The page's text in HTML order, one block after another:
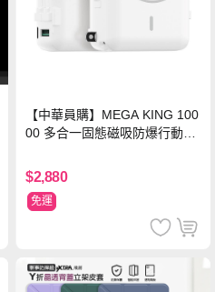
【中華員購】MEGA KING 100
00 多合一固態磁吸防爆行動電
$2,880
免運